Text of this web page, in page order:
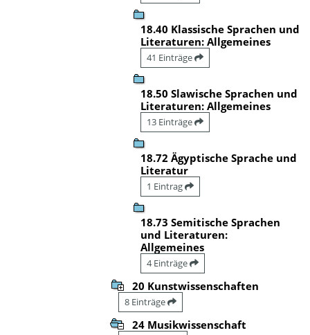
18.40 Klassische Sprachen und
Literaturen: Allgemeines
41 Einträge
18.50 Slawische Sprachen und
Literaturen: Allgemeines
13 Einträge
18.72 Ägyptische Sprache und
Literatur
1 Eintrag
18.73 Semitische Sprachen
und Literaturen:
Allgemeines
4 Einträge
20 Kunstwissenschaften
8 Einträge
24 Musikwissenschaft